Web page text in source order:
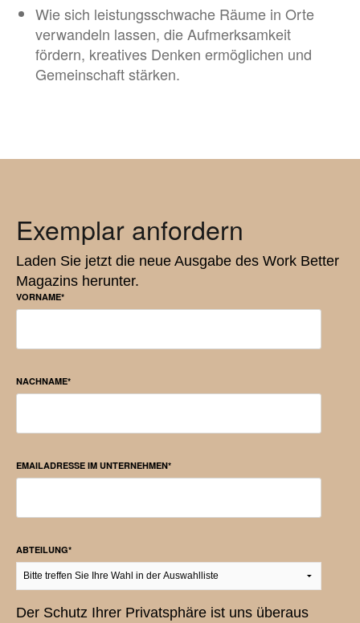
Wie sich leistungsschwache Räume in Orte
verwandeln lassen, die Aufmerksamkeit
fördern, kreatives Denken ermöglichen und
Gemeinschaft stärken.
Exemplar anfordern
Laden Sie jetzt die neue Ausgabe des Work Better
Magazins herunter.
VORNAME*
NACHNAME*
EMAILADRESSE IM UNTERNEHMEN*
ABTEILUNG*
Der Schutz Ihrer Privatsphäre ist uns überaus